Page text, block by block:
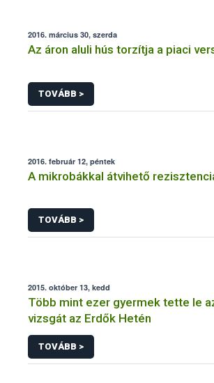
2016. március 30, szerda
Az áron aluli hús torzítja a piaci
TOVÁBB >
2016. február 12, péntek
A mikrobákkal átvihető
TOVÁBB >
2015. október 13, kedd
Több mint ezer gyermek tette le
vizsgát az Erdők Hetén
TOVÁBB >